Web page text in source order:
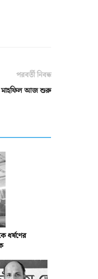
পরবর্তী নিবন্ধ
মাহফিল আজ শুরু
ধর্ষণের